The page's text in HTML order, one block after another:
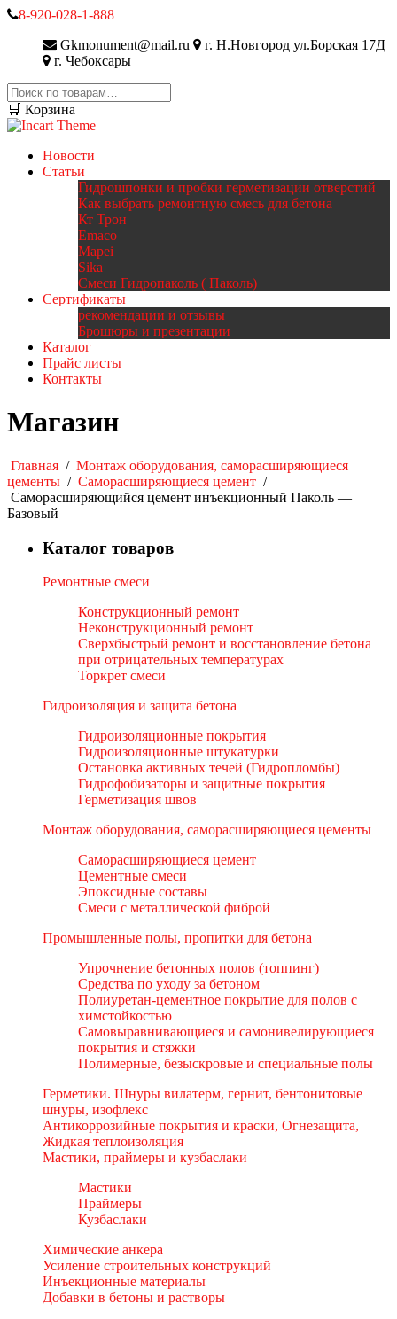
8-920-028-1-888
Gkmonument@mail.ru
г. Н.Новгород ул.Борская 17Д
г. Чебоксары
Искать:
🛒 Корзина
Новости
Статьи
Гидрошпонки и пробки герметизации отверстий
Как выбрать ремонтную смесь для бетона
Кт Трон
Emaco
Mapei
Sika
Смеси Гидропаколь ( Паколь)
Сертификаты
рекомендации и отзывы
Брошюры и презентации
Каталог
Прайс листы
Контакты
Магазин
Главная / Монтаж оборудования, саморасширяющиеся
цементы / Саморасширяющиеся цемент /
Саморасширяющийся цемент инъекционный Паколь —
Базовый
Каталог товаров
Ремонтные смеси
Конструкционный ремонт
Неконструкционный ремонт
Сверхбыстрый ремонт и восстановление бетона
при отрицательных температурах
Торкрет смеси
Гидроизоляция и защита бетона
Гидроизоляционные покрытия
Гидроизоляционные штукатурки
Остановка активных течей (Гидропломбы)
Гидрофобизаторы и защитные покрытия
Герметизация швов
Монтаж оборудования, саморасширяющиеся цементы
Саморасширяющиеся цемент
Цементные смеси
Эпоксидные составы
Смеси с металлической фиброй
Промышленные полы, пропитки для бетона
Упрочнение бетонных полов (топпинг)
Средства по уходу за бетоном
Полиуретан-цементное покрытие для полов с
химстойкостью
Самовыравнивающиеся и самонивелирующиеся
покрытия и стяжки
Полимерные, безыскровые и специальные полы
Герметики. Шнуры вилатерм, гернит, бентонитовые
шнуры, изофлекс
Антикоррозийные покрытия и краски, Огнезащита,
Жидкая теплоизоляция
Мастики, праймеры и кузбаслаки
Мастики
Праймеры
Кузбаслаки
Химические анкера
Усиление строительных конструкций
Инъекционные материалы
Добавки в бетоны и растворы